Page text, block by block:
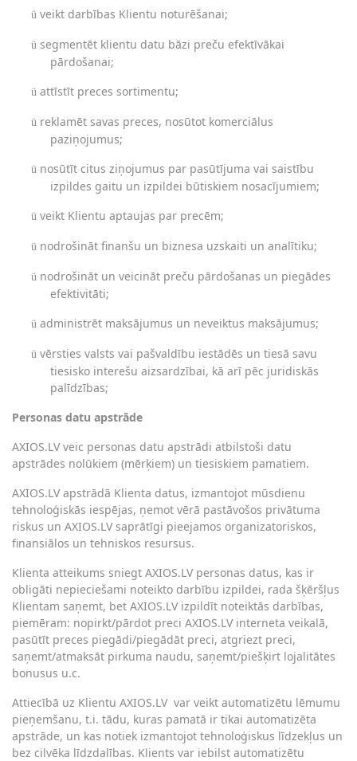
ü veikt darbības Klientu noturēšanai;
ü segmentēt klientu datu bāzi preču efektīvākai
pārdošanai;
ü attīstīt preces sortimentu;
ü reklamēt savas preces, nosūtot komerciālus
paziņojumus;
ü nosūtīt citus ziņojumus par pasūtījuma vai saistību
izpildes gaitu un izpildei būtiskiem nosacījumiem;
ü veikt Klientu aptaujas par precēm;
ü nodrošināt finanšu un biznesa uzskaiti un analītiku;
ü nodrošināt un veicināt preču pārdošanas un piegādes
efektivitāti;
ü administrēt maksājumus un neveiktus maksājumus;
ü vērsties valsts vai pašvaldību iestādēs un tiesā savu
tiesisko interešu aizsardzībai, kā arī pēc juridiskās
palīdzības;
Personas datu apstrāde
AXIOS.LV veic personas datu apstrādi atbilstoši datu
apstrādes nolūkiem (mērķiem) un tiesiskiem pamatiem.
AXIOS.LV apstrādā Klienta datus, izmantojot mūsdienu
tehnoloģiskās iespējas, ņemot vērā pastāvošos privātuma
riskus un AXIOS.LV saprātīgi pieejamos organizatoriskos,
finansiālos un tehniskos resursus.
Klienta atteikums sniegt AXIOS.LV personas datus, kas ir
obligāti nepieciešami noteikto darbību izpildei, rada šķēršļus
Klientam saņemt, bet AXIOS.LV izpildīt noteiktās darbības,
piemēram: nopirkt/pārdot preci AXIOS.LV interneta veikalā,
pasūtīt preces piegādi/piegādāt preci, atgriezt preci,
saņemt/atmaksāt pirkuma naudu, saņemt/piešķirt lojalitātes
bonusus u.c.
Attiecībā uz Klientu AXIOS.LV var veikt automatizētu lēmumu
pieņemšanu, t.i. tādu, kuras pamatā ir tikai automatizēta
apstrāde, un kas notiek izmantojot tehnoloģiskus līdzekļus un
bez cilvēka līdzdalības. Klients var iebilst automatizētu